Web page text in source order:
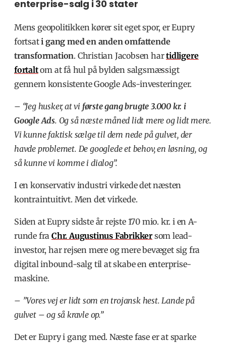
enterprise-salg i 30 stater
Mens geopolitikken kører sit eget spor, er Eupry
fortsati gang med en anden omfattende
transformation. Christian Jacobsen hartidligere
fortaltom at få hul på bylden salgsmæssigt
gennem konsistente Google Ads-investeringer.
– “Jeg husker, at vi første gang brugte 3.000 kr. i
Google Ads. Og så næste måned lidt mere og lidt mere.
Vi kunne faktisk sælge til dem nede på gulvet, der
havde problemet. De googlede et behov, en løsning, og
så kunne vi komme i dialog”.
I en konservativ industri virkede det næsten
kontraintuitivt. Men det virkede.
Siden at Eupry sidste år rejste 170 mio. kr. i en A-
runde fra Chr. Augustinus Fabrikkersom lead-
investor, har rejsen mere og mere bevæget sig fra
digital inbound-salg til at skabe en enterprise-
maskine.
– ”Vores vej er lidt som en trojansk hest. Lande på
gulvet – og så kravle op.”
Det er Eupry i gang med. Næste fase er at sparke